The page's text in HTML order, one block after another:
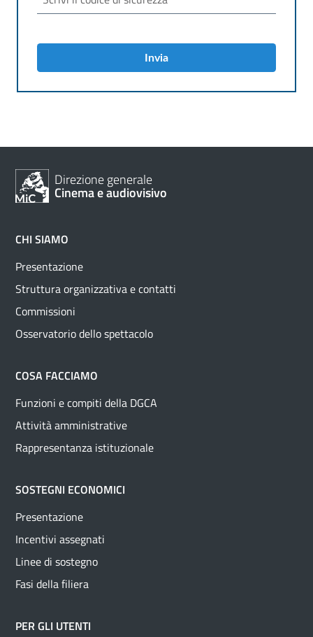
Invia
Direzione generale
Cinema e audiovisivo
CHI SIAMO
Presentazione
Struttura organizzativa e contatti
Commissioni
Osservatorio dello spettacolo
COSA FACCIAMO
Funzioni e compiti della DGCA
Attività amministrative
Rappresentanza istituzionale
SOSTEGNI ECONOMICI
Presentazione
Incentivi assegnati
Linee di sostegno
Fasi della filiera
PER GLI UTENTI